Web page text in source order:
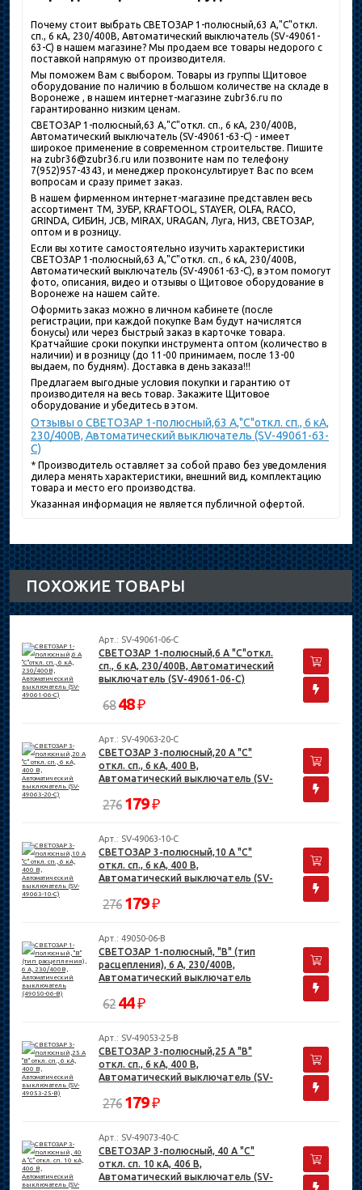
Почему стоит выбрать СВЕТОЗАР 1-полюсный,63 A,"C"откл.
сп., 6 кА, 230/400В, Автоматический выключатель (SV-49061-
63-C) в нашем магазине? Мы продаем все товары недорого с
поставкой напрямую от производителя.
Мы поможем Вам с выбором. Товары из группы Щитовое
оборудование по наличию в большом количестве на складе в
Воронеже , в нашем интернет-магазине zubr36.ru по
гарантированно низким ценам.
СВЕТОЗАР 1-полюсный,63 A,"C"откл. сп., 6 кА, 230/400В,
Автоматический выключатель (SV-49061-63-C) - имеет
широкое применение в современном строительстве. Пишите
на zubr36@zubr36.ru или позвоните нам по телефону
7(952)957-4343, и менеджер проконсультирует Вас по всем
вопросам и сразу примет заказ.
В нашем фирменном интернет-магазине представлен весь
ассортимент ТМ, ЗУБР, KRAFTOOL, STAYER, OLFA, RACO,
GRINDA, СИБИН, JCB, MIRAX, URAGAN, Луга, НИЗ, СВЕТОЗАР,
оптом и в розницу.
Если вы хотите самостоятельно изучить характеристики
СВЕТОЗАР 1-полюсный,63 A,"C"откл. сп., 6 кА, 230/400В,
Автоматический выключатель (SV-49061-63-C), в этом помогут
фото, описания, видео и отзывы о Щитовое оборудование в
Воронеже на нашем сайте.
Оформить заказ можно в личном кабинете (после
регистрации, при каждой покупке Вам будут начислятся
бонусы) или через быстрый заказ в карточке товара.
Кратчайшие сроки покупки инструмента оптом (количество в
наличии) и в розницу (до 11-00 принимаем, после 13-00
выдаем, по будням). Доставка в день заказа!!!
Предлагаем выгодные условия покупки и гарантию от
производителя на весь товар. Закажите Щитовое
оборудование и убедитесь в этом.
Отзывы о СВЕТОЗАР 1-полюсный,63 A,"C"откл. сп., 6 кА,
230/400В, Автоматический выключатель (SV-49061-63-
C)
* Производитель оставляет за собой право без уведомления
дилера менять характеристики, внешний вид, комплектацию
товара и место его производства.
Указанная информация не является публичной офертой.
ПОХОЖИЕ ТОВАРЫ
Арт.: SV-49061-06-C
СВЕТОЗАР 1-полюсный,6 A "C"откл.
сп., 6 кА, 230/400В, Автоматический
выключатель (SV-49061-06-C)
68 48₽
Арт.: SV-49063-20-C
СВЕТОЗАР 3-полюсный,20 A "C"
откл. сп., 6 кА, 400 В,
Автоматический выключатель (SV-
276 179₽
Арт.: SV-49063-10-C
СВЕТОЗАР 3-полюсный,10 A "C"
откл. сп., 6 кА, 400 В,
Автоматический выключатель (SV-
276 179₽
Арт.: 49050-06-B
СВЕТОЗАР 1-полюсный, "B" (тип
расцепления), 6 А, 230/400В,
Автоматический выключатель
62 44₽
Арт.: SV-49053-25-B
СВЕТОЗАР 3-полюсный,25 A "B"
откл. сп., 6 кА, 400 В,
Автоматический выключатель (SV-
276 179₽
Арт.: SV-49073-40-C
СВЕТОЗАР 3-полюсный, 40 A "C"
откл. сп. 10 кА, 406 В,
Автоматический выключатель (SV-